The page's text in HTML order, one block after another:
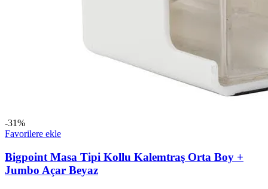
-31%
Favorilere ekle
Bigpoint Masa Tipi Kollu Kalemtraş Orta Boy +
Jumbo Açar Beyaz